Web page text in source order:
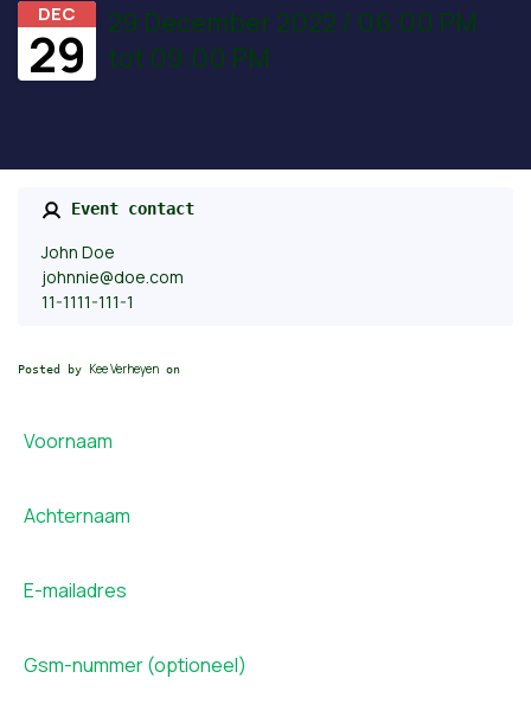
DEC
29
29 December 2022 / 06:00 PM
tot 09:00 PM
Event contact
John Doe
johnnie@doe.com
11-1111-111-1
Posted by Kee Verheyen on
Voornaam
Achternaam
E-mailadres
Gsm-nummer (optioneel)